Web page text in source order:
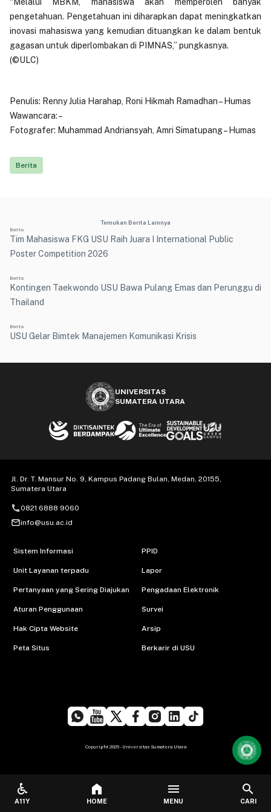
A11Y HOME
menu
MENU
search
CARI
“Melalui MBKM, mahasiswa akan memperoleh banyak
pengetahuan. Pengetahuan ini diharapkan dapat meningkatkan
inovasi mahasiswa yang kemudian dituangkan ke dalam bentuk
gagasan untuk diperlombakan di PIMNAS,” pungkasnya.
(©ULC)
Penulis: Renny Julia Harahap, Roni Hikmah Ramadhan – Humas
Wawancara: –
Fotografer: Muhammad Andriansyah, Amri Simatupang – Humas
Berita
Temukan Berita Lainnya
Berita
Tim Mahasiswa FKG USU Raih Juara I International Public
Poster Competition 2026
Berita
Kontingen Taekwondo USU Bawa Pulang Emas dan Perunggu di
Thailand
Berita
USU Gelar Bimtek Manajemen Komunikasi Krisis
UNIVERSITAS
SUMATERA UTARA
Jl. Dr. T. Mansur No. 9, Kampus Padang Bulan, Medan, 20155,
Sumatera Utara
call0821 6888 9060
mail_outlineinfo@usu.ac.id
Sistem Informasi
Unit Layanan terpadu
Pertanyaan yang Sering Diajukan
Aturan Penggunaan
Hak Cipta Website
Peta Situs
PPID
Lapor
Pengadaan Elektronik
Survei
Arsip
Berkarir di USU
Copyright 2026 - Universitas Sumatera Utara